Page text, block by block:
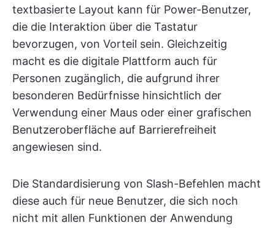
textbasierte Layout kann für Power-Benutzer,
die die Interaktion über die Tastatur
bevorzugen, von Vorteil sein. Gleichzeitig
macht es die digitale Plattform auch für
Personen zugänglich, die aufgrund ihrer
besonderen Bedürfnisse hinsichtlich der
Verwendung einer Maus oder einer grafischen
Benutzeroberfläche auf Barrierefreiheit
angewiesen sind.
Die Standardisierung von Slash-Befehlen macht
diese auch für neue Benutzer, die sich noch
nicht mit allen Funktionen der Anwendung